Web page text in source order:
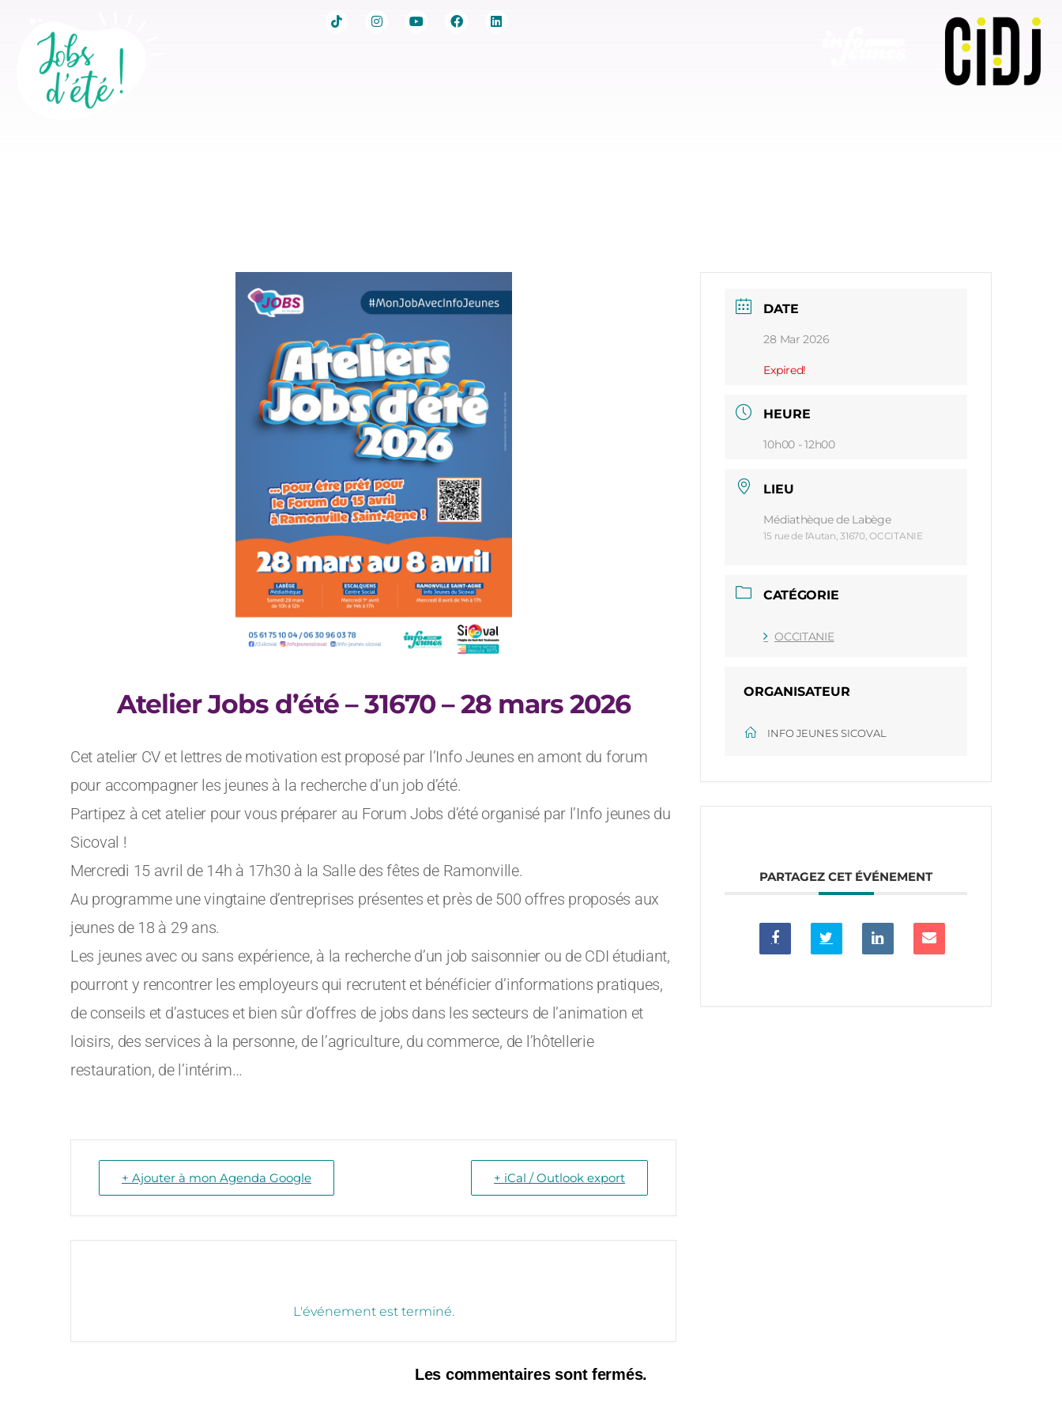
Atelier Jobs d’été – 31670 – 28 mars 2026
Cet atelier CV et lettres de motivation est proposé par l’Info Jeunes en amont du forum
pour accompagner les jeunes à la recherche d’un job d’été.
Partipez à cet atelier pour vous préparer au Forum Jobs d’été organisé par l’Info jeunes du
Sicoval !
Mercredi 15 avril de 14h à 17h30 à la Salle des fêtes de Ramonville.
Au programme une vingtaine d’entreprises présentes et près de 500 offres proposés aux
jeunes de 18 à 29 ans.
Les jeunes avec ou sans expérience, à la recherche d’un job saisonnier ou de CDI étudiant,
pourront y rencontrer les employeurs qui recrutent et bénéficier d’informations pratiques,
de conseils et d’astuces et bien sûr d’offres de jobs dans les secteurs de l’animation et
loisirs, des services à la personne, de l’agriculture, du commerce, de l’hôtellerie
restauration, de l’intérim…
+ Ajouter à mon Agenda Google + iCal / Outlook export
L'événement est terminé.
DATE
28 Mar 2026
Expired!
HEURE
10h00 - 12h00
LIEU
Médiathèque de Labège
15 rue de l'Autan, 31670, OCCITANIE
CATÉGORIE
OCCITANIE
ORGANISATEUR
INFO JEUNES SICOVAL
PARTAGEZ CET ÉVÉNEMENT
Les commentaires sont fermés.